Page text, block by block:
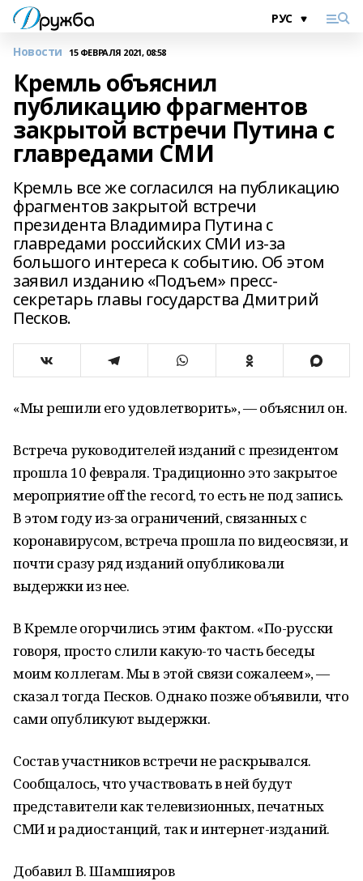
Новости 15 ФЕВРАЛЯ 2021, 08:58
Кремль объяснил
публикацию фрагментов
закрытой встречи Путина с
главредами СМИ
Кремль все же согласился на публикацию
фрагментов закрытой встречи
президента Владимира Путина с
главредами российских СМИ из-за
большого интереса к событию. Об этом
заявил изданию «Подъем» пресс-
секретарь главы государства Дмитрий
Песков.
«Мы решили его удовлетворить», — объяснил он.
Встреча руководителей изданий с президентом
прошла 10 февраля. Традиционно это закрытое
мероприятие off the record, то есть не под запись.
В этом году из-за ограничений, связанных с
коронавирусом, встреча прошла по видеосвязи, и
почти сразу ряд изданий опубликовали
выдержки из нее.
В Кремле огорчились этим фактом. «По-русски
говоря, просто слили какую-то часть беседы
моим коллегам. Мы в этой связи сожалеем», —
сказал тогда Песков. Однако позже объявили, что
сами опубликуют выдержки.
Состав участников встречи не раскрывался.
Сообщалось, что участвовать в ней будут
представители как телевизионных, печатных
СМИ и радиостанций, так и интернет-изданий.
Добавил В. Шамшияров